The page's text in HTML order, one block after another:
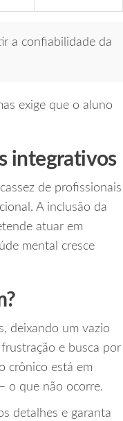
a confiabilidade da
exige que o aluno
integrativos
de profissionais
A inclusão da
atuar em
mental cresce
deixando um vazio
e busca por
crônico está em
o que não ocorre.
detalhes e garanta